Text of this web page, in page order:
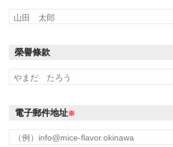
榮譽條款
電子郵件地址※